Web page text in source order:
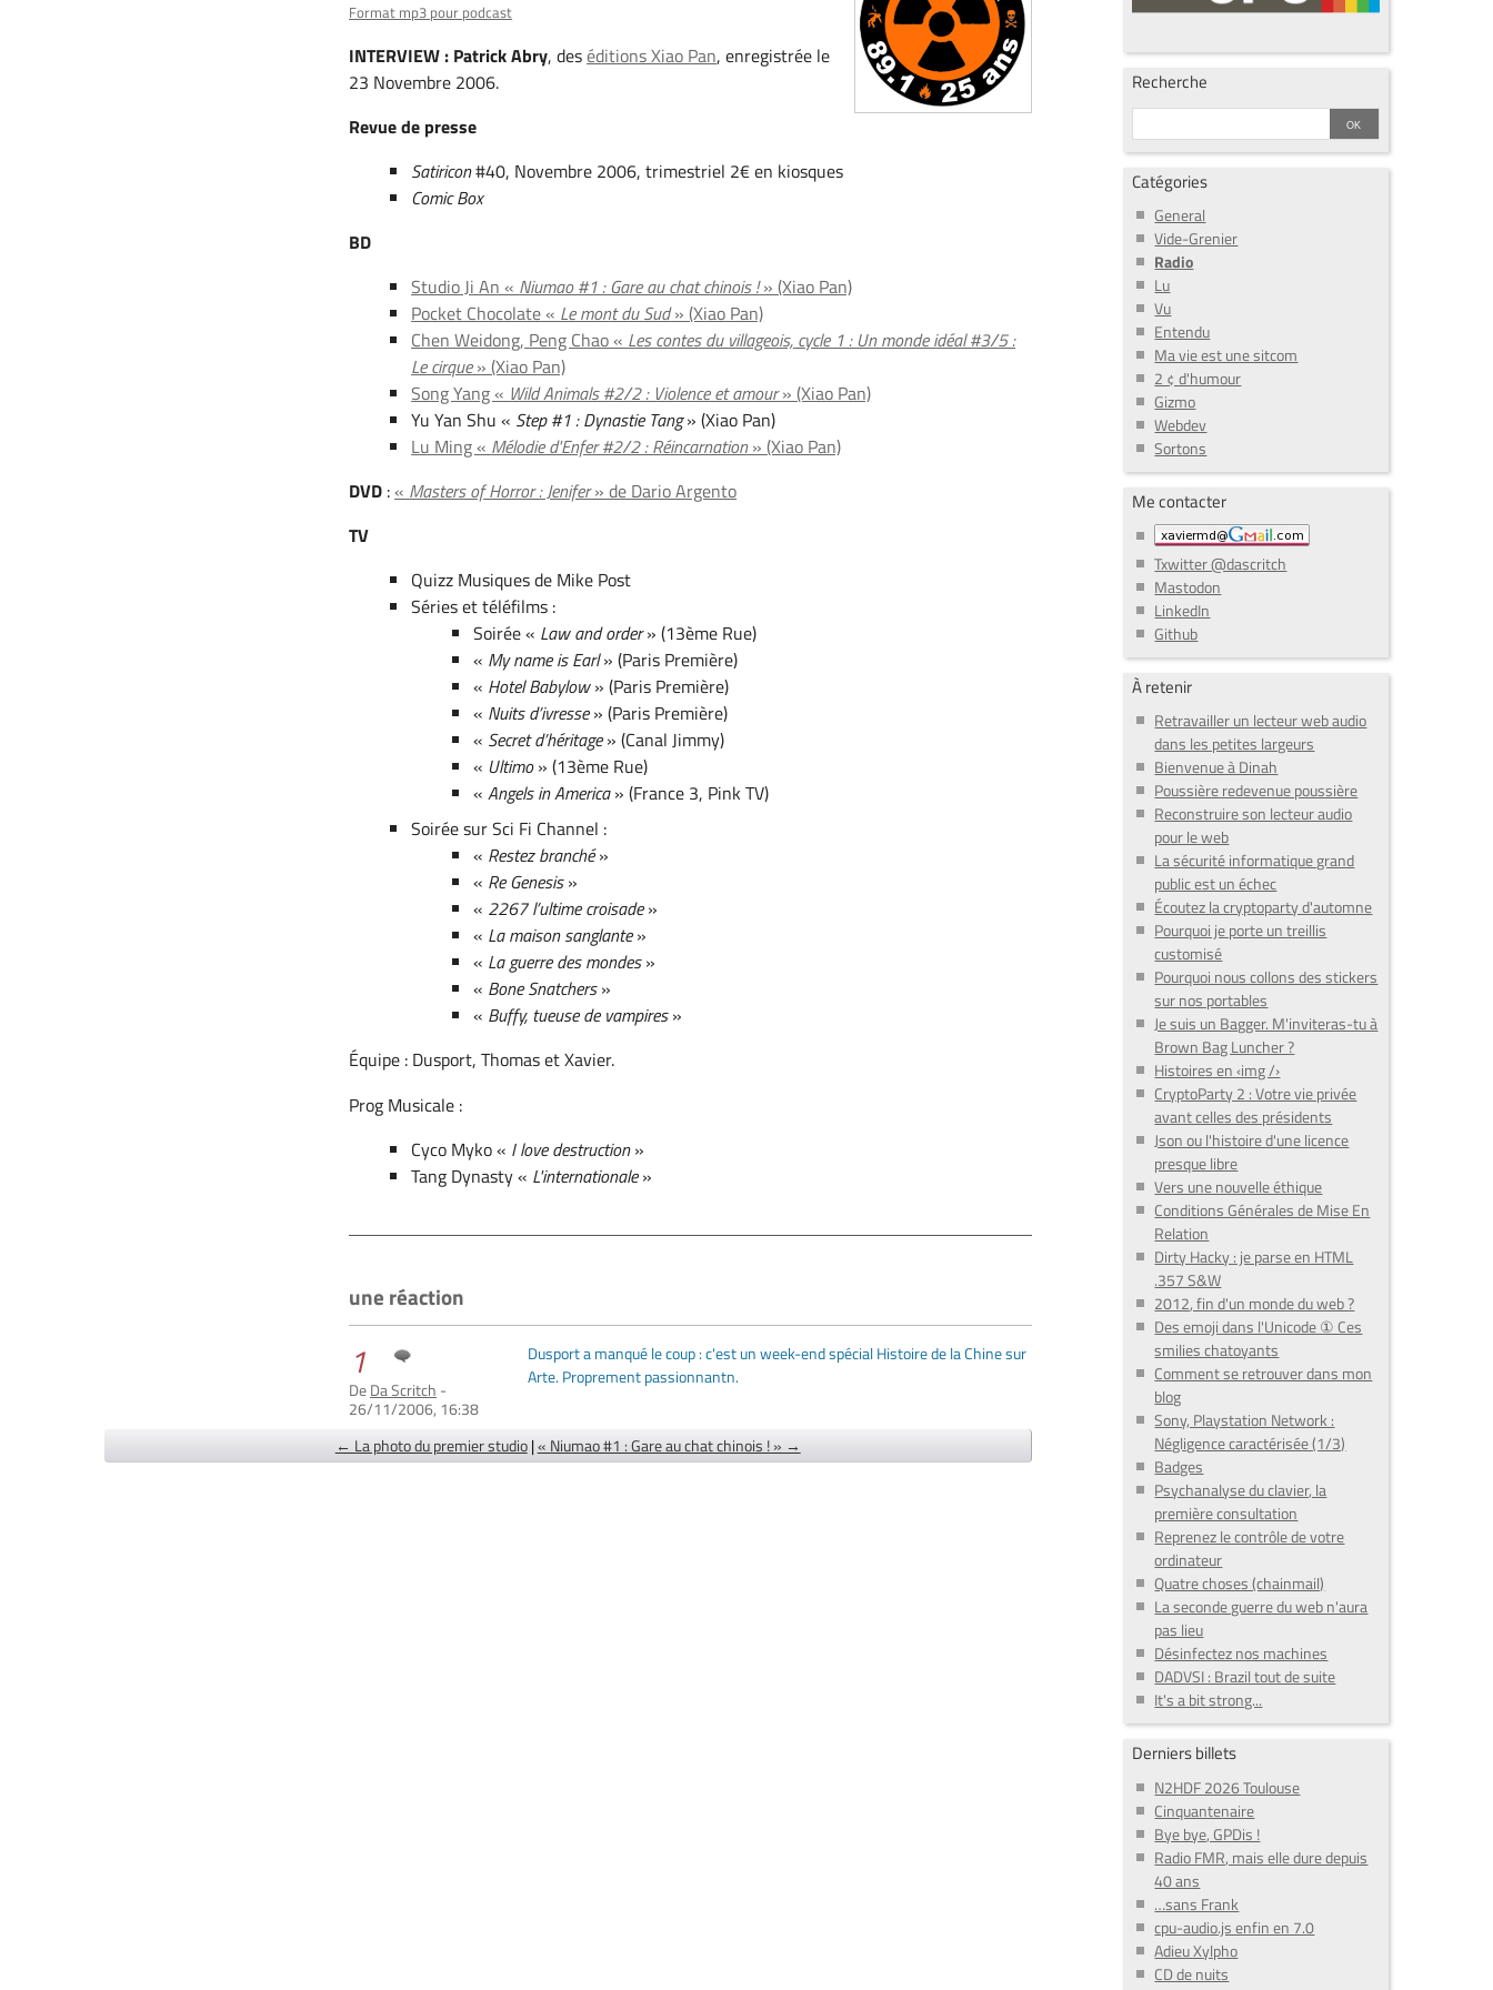
Format mp3 pour podcast
INTERVIEW : Patrick Abry, deséditions Xiao Pan, enregistrée le
23 Novembre 2006.
Revue de presse
Satiricon#40, Novembre 2006, trimestriel 2€ en kiosques
Comic Box
BD
Studio Ji An « Niumao #1 : Gare au chat chinois !» (Xiao Pan)
Pocket Chocolate « Le mont du Sud» (Xiao Pan)
Chen Weidong, Peng Chao « Les contes du villageois, cycle 1 : Un monde idéal #3/5 :
Le cirque» (Xiao Pan)
Song Yang « Wild Animals #2/2 : Violence et amour» (Xiao Pan)
Yu Yan Shu « Step #1 : Dynastie Tang» (Xiao Pan)
Lu Ming « Mélodie d'Enfer #2/2 : Réincarnation» (Xiao Pan)
DVD :« Masters of Horror : Jenifer» de Dario Argento
TV
Quizz Musiques de Mike Post
Séries et téléfilms :
Soirée « Law and order» (13ème Rue)
« My name is Earl» (Paris Première)
« Hotel Babylow» (Paris Première)
« Nuits d’ivresse» (Paris Première)
« Secret d’héritage» (Canal Jimmy)
« Ultimo» (13ème Rue)
«Angels in America» (France 3, Pink TV)
Soirée sur Sci Fi Channel :
« Restez branché»
« Re Genesis»
« 2267 l’ultime croisade»
« La maison sanglante»
« La guerre des mondes»
« Bone Snatchers»
« Buffy, tueuse de vampires»
Équipe : Dusport, Thomas et Xavier.
Prog Musicale :
Cyco Myko « I love destruction»
Tang Dynasty « L'internationale»
une réaction
1
DeDa Scritch -
26/11/2006, 16:38
Dusport a manqué le coup : c'est un week-end spécial Histoire de la Chine sur
Arte. Proprement passionnantn.
← La photo du premier studio |« Niumao #1 : Gare au chat chinois ! » →
Recherche
Catégories
General
Vide-Grenier
Radio
Lu
Vu
Entendu
Ma vie est une sitcom
2 ¢ d'humour
Gizmo
Webdev
Sortons
Me contacter
Txwitter @dascritch
Mastodon
LinkedIn
Github
À retenir
Retravailler un lecteur web audio
dans les petites largeurs
Bienvenue à Dinah
Poussière redevenue poussière
Reconstruire son lecteur audio
pour le web
La sécurité informatique grand
public est un échec
Écoutez la cryptoparty d'automne
Pourquoi je porte un treillis
customisé
Pourquoi nous collons des stickers
sur nos portables
Je suis un Bagger. M'inviteras-tu à
Brown Bag Luncher ?
Histoires en ‹img /›
CryptoParty 2 : Votre vie privée
avant celles des présidents
Json ou l'histoire d'une licence
presque libre
Vers une nouvelle éthique
Conditions Générales de Mise En
Relation
Dirty Hacky : je parse en HTML
.357 S&W
2012, fin d'un monde du web ?
Des emoji dans l'Unicode ① Ces
smilies chatoyants
Comment se retrouver dans mon
blog
Sony, Playstation Network :
Négligence caractérisée (1/3)
Badges
Psychanalyse du clavier, la
première consultation
Reprenez le contrôle de votre
ordinateur
Quatre choses (chainmail)
La seconde guerre du web n'aura
pas lieu
Désinfectez nos machines
DADVSI : Brazil tout de suite
It's a bit strong...
Derniers billets
N2HDF 2026 Toulouse
Cinquantenaire
Bye bye, GPDis !
Radio FMR, mais elle dure depuis
40 ans
…sans Frank
cpu-audio.js enfin en 7.0
Adieu Xylpho
CD de nuits